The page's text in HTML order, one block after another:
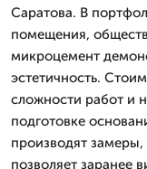
Саратова. В
помещения,
микроцемент
эстетичность.
сложности работ и
подготовке
производят замеры,
позволяет заранее